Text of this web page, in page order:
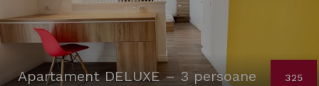
Apartament DELUXE – 3 persoane 325